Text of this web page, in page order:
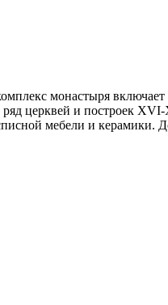
монастыря
церквей и построек
мебели и